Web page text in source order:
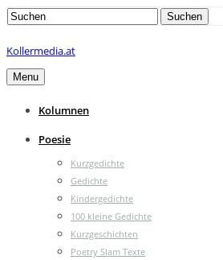
Search
Suchen
Kollermedia.at
Menu
Kolumnen
Poesie
Kurzgedichte
Gedichte
Kindergedichte
100 kleine Gedichte
Kurzgeschichten
Poetry Slam Texte